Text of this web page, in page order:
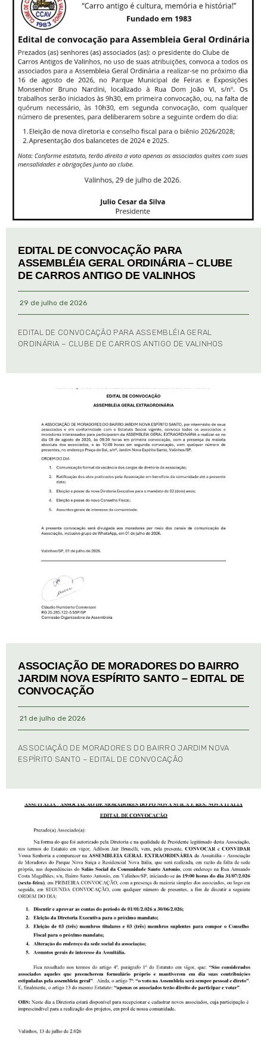
EDITAL DE CONVOCAÇÃO PARA
ASSEMBLÉIA GERAL ORDINÁRIA – CLUBE
DE CARROS ANTIGO DE VALINHOS
29 de julho de 2026
EDITAL DE CONVOCAÇÃO PARA ASSEMBLÉIA GERAL
ORDINÁRIA – CLUBE DE CARROS ANTIGO DE VALINHOS
ASSOCIAÇÃO DE MORADORES DO BAIRRO
JARDIM NOVA ESPÍRITO SANTO – EDITAL DE
CONVOCAÇÃO
21 de julho de 2026
ASSOCIAÇÃO DE MORADORES DO BAIRRO JARDIM NOVA
ESPÍRITO SANTO – EDITAL DE CONVOCAÇÃO